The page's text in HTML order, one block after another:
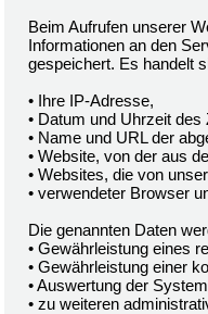
Beim Aufrufen unserer
Informationen an den
gespeichert. Es handelt
• Ihre IP-Adresse,
• Datum und Uhrzeit des
• Name und URL der
• Website, von der aus
• Websites, die von
• verwendeter Browser
Die genannten Daten
• Gewährleistung eines
• Gewährleistung einer
• Auswertung der
• zu weiteren